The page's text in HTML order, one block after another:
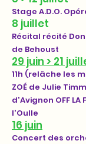
Stage A.D.O.
8 juillet
Récital récité
de Behoust
29 juin > 21
11h (relâche les
ZOÉ de Julie
d'Avignon OFF LA
l'Oulle
16 juin
Concert des